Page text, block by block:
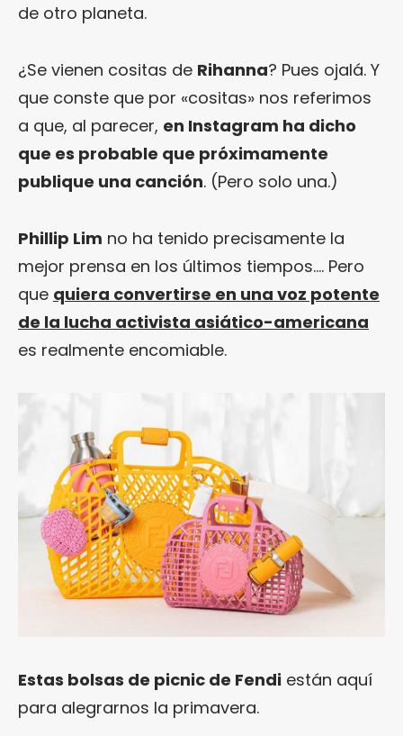
de otro planeta.
¿Se vienen cositas de Rihanna? Pues ojalá. Y
que conste que por «cositas» nos referimos
a que, al parecer, en Instagram ha dicho
que es probable que próximamente
publique una canción. (Pero solo una.)
Phillip Lim no ha tenido precisamente la
mejor prensa en los últimos tiempos…. Pero
que quiera convertirse en una voz potente
de la lucha activista asiático-americana
es realmente encomiable.
Estas bolsas de picnic de Fendi están aquí
para alegrarnos la primavera.